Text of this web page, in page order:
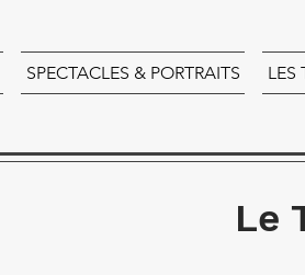
SPECTACLES & PORTRAITS LES
Le